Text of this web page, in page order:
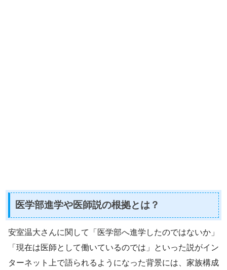
医学部進学や医師説の根拠とは？
安室温大さんに関して「医学部へ進学したのではないか」
「現在は医師として働いているのでは」といった説がイン
ターネット上で語られるようになった背景には、家族構成